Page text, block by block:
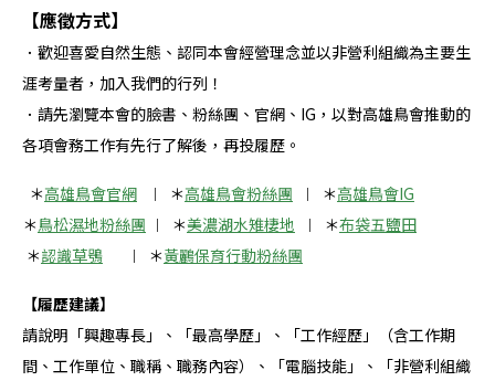
【應徵方式】
．歡迎喜愛自然生態、認同本會經營理念並以非營利組織為主要生
涯考量者，加入我們的行列！
．請先瀏覽本會的臉書、粉絲團、官網、IG，以對高雄鳥會推動的
各項會務工作有先行了解後，再投履歷。
＊高雄鳥會官網 ︱ ＊高雄鳥會粉絲團 ︱ ＊高雄鳥會IG
＊鳥松濕地粉絲團 ︱ ＊美濃湖水雉棲地 ︱ ＊布袋五鹽田
＊認識草鴞 ︱ ＊黃鸝保育行動粉絲團
【履歷建議】
請說明「興趣專長」、「最高學歷」、「工作經歷」（含工作期
間、工作單位、職稱、職務內容）、「電腦技能」、「非營利組織